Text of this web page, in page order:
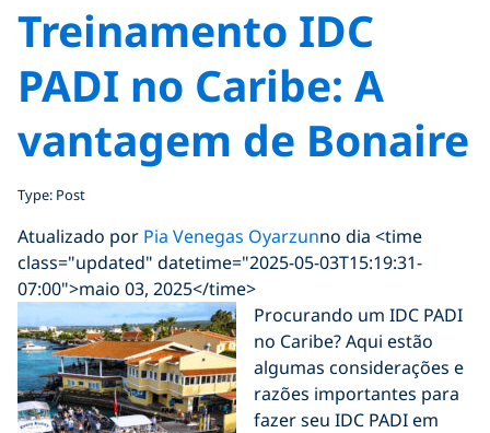
Treinamento IDC
PADI no Caribe: A
vantagem de Bonaire
Type: Post
Atualizado por Pia Venegas Oyarzunno dia <time
class="updated" datetime="2025-05-03T15:19:31-
07:00">maio 03, 2025</time>
Procurando um IDC PADI
no Caribe? Aqui estão
algumas considerações e
razões importantes para
fazer seu IDC PADI em